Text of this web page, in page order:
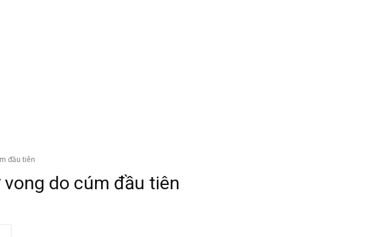
đầu tiên
vong do cúm đầu tiên